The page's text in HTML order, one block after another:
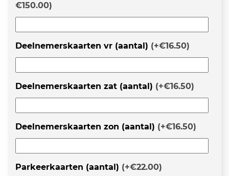
€150.00)
Deelnemerskaarten vr (aantal) (+€16.50)
Deelnemerskaarten zat (aantal) (+€16.50)
Deelnemerskaarten zon (aantal) (+€16.50)
Parkeerkaarten (aantal) (+€22.00)